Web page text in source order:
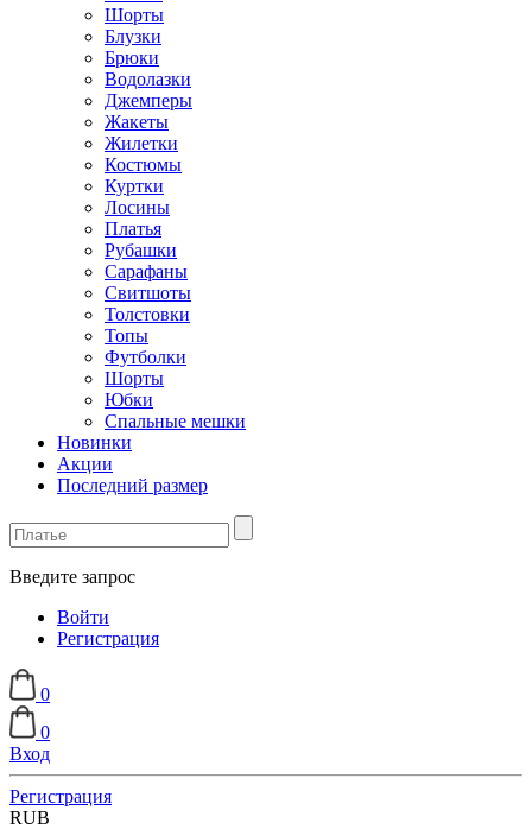
Шорты
Блузки
Брюки
Водолазки
Джемперы
Жакеты
Жилетки
Костюмы
Куртки
Лосины
Платья
Рубашки
Сарафаны
Свитшоты
Толстовки
Топы
Футболки
Шорты
Юбки
Спальные мешки
Новинки
Акции
Последний размер
Введите запрос
Войти
Регистрация
0
0
Вход
Регистрация
RUB